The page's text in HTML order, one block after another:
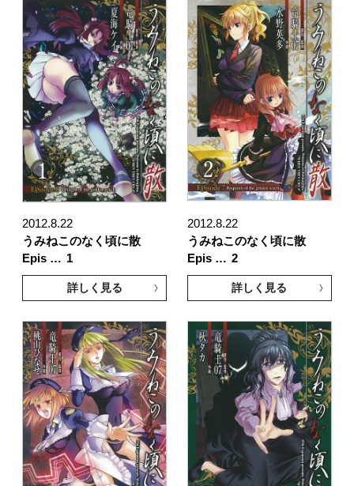
2012.8.22
うみねこのなく頃に散
Epis … 1
詳しく見る
2012.8.22
うみねこのなく頃に散
Epis … 2
詳しく見る